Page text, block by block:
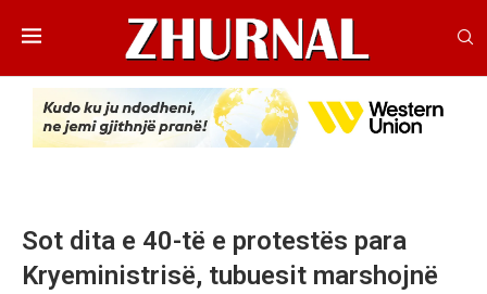
Sot dita e 40-të e protestës para
Kryeministrisë, tubuesit marshojnë